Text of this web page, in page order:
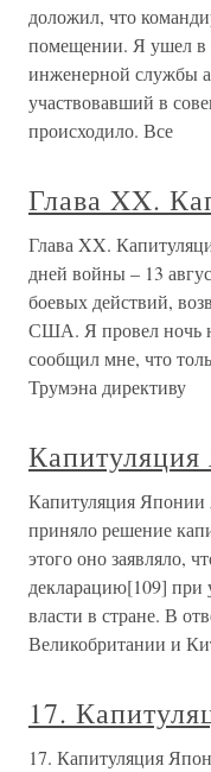
доложил, что
помещении. Я ушел в
инженерной службы
участвовавший в
происходило. Все
Глава XX.
Глава XX.
дней войны – 13
боевых действий,
США. Я провел ночь
сообщил мне, что
Трумэна директиву
Капитуляция Японии
приняло решение
этого оно заявляло,
декларацию[109] при
власти в стране. В
Великобритании и
17.
17. Капитуляция